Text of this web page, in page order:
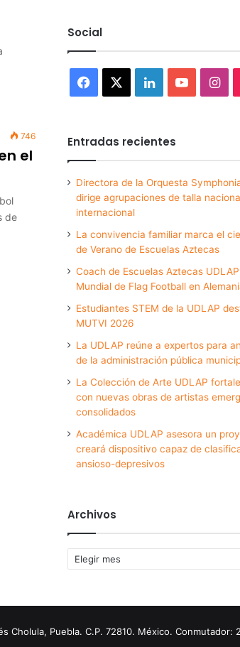
746
el
de
Social
Facebook LinkedInYouTube
Entradas recientes
Directora de la Orquesta
dirige agrupaciones de talla
internacional
La convivencia familiar marca el
de Verano de Escuelas Aztecas
Coach de Escuelas Aztecas
Mundial de Flag Football en
Estudiantes STEM de la UDLAP
MUTVI 2026
La UDLAP reúne a expertos para
de la administración pública
La Colección de Arte UDLAP
con nuevas obras de artistas
consolidados
Académica UDLAP asesora un
creará dispositivo capaz de
ansioso-depresivos
Archivos
Archivos
Puebla. C.P. 72810. México. Conmutador: